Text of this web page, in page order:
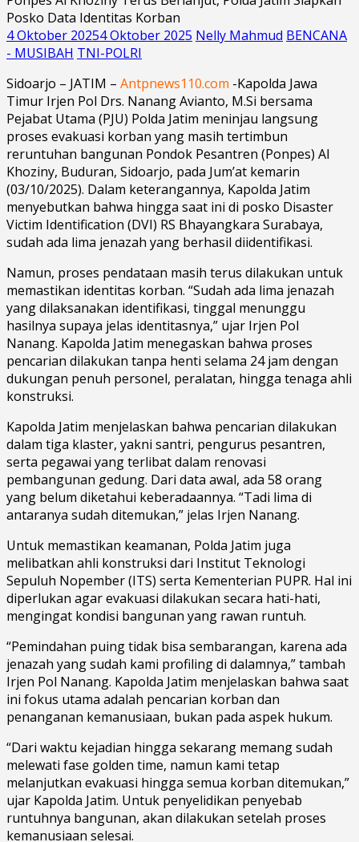
4 Oktober 20254 Oktober 2025 Nelly Mahmud BENCANA
- MUSIBAH TNI-POLRI
Sidoarjo – JATIM – Antpnews110.com -Kapolda Jawa
Timur Irjen Pol Drs. Nanang Avianto, M.Si bersama
Pejabat Utama (PJU) Polda Jatim meninjau langsung
proses evakuasi korban yang masih tertimbun
reruntuhan bangunan Pondok Pesantren (Ponpes) Al
Khoziny, Buduran, Sidoarjo, pada Jum’at kemarin
(03/10/2025). Dalam keterangannya, Kapolda Jatim
menyebutkan bahwa hingga saat ini di posko Disaster
Victim Identification (DVI) RS Bhayangkara Surabaya,
sudah ada lima jenazah yang berhasil diidentifikasi.
Namun, proses pendataan masih terus dilakukan untuk
memastikan identitas korban. “Sudah ada lima jenazah
yang dilaksanakan identifikasi, tinggal menunggu
hasilnya supaya jelas identitasnya,” ujar Irjen Pol
Nanang. Kapolda Jatim menegaskan bahwa proses
pencarian dilakukan tanpa henti selama 24 jam dengan
dukungan penuh personel, peralatan, hingga tenaga ahli
konstruksi.
Kapolda Jatim menjelaskan bahwa pencarian dilakukan
dalam tiga klaster, yakni santri, pengurus pesantren,
serta pegawai yang terlibat dalam renovasi
pembangunan gedung. Dari data awal, ada 58 orang
yang belum diketahui keberadaannya. “Tadi lima di
antaranya sudah ditemukan,” jelas Irjen Nanang.
Untuk memastikan keamanan, Polda Jatim juga
melibatkan ahli konstruksi dari Institut Teknologi
Sepuluh Nopember (ITS) serta Kementerian PUPR. Hal ini
diperlukan agar evakuasi dilakukan secara hati-hati,
mengingat kondisi bangunan yang rawan runtuh.
“Pemindahan puing tidak bisa sembarangan, karena ada
jenazah yang sudah kami profiling di dalamnya,” tambah
Irjen Pol Nanang. Kapolda Jatim menjelaskan bahwa saat
ini fokus utama adalah pencarian korban dan
penanganan kemanusiaan, bukan pada aspek hukum.
“Dari waktu kejadian hingga sekarang memang sudah
melewati fase golden time, namun kami tetap
melanjutkan evakuasi hingga semua korban ditemukan,”
ujar Kapolda Jatim. Untuk penyelidikan penyebab
runtuhnya bangunan, akan dilakukan setelah proses
kemanusiaan selesai.